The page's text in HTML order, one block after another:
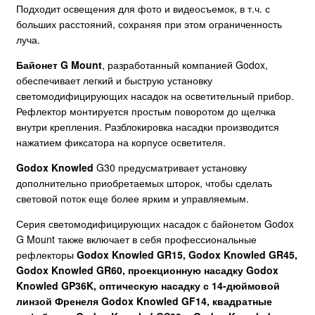
Подходит освещения для фото и видеосъемок, в т.ч. с
больших расстояний, сохраняя при этом ограниченность
луча.
Байонет G Mount, разработанный компанией Godox,
обеспечивает легкий и быструю установку
светомодифицирующих насадок на осветительный прибор.
Рефлектор монтируется простым поворотом до щелчка
внутри крепления. Разблокировка насадки производится
нажатием фиксатора на корпусе осветителя.
Godox Knowled G30 предусматривает установку
дополнительно приобретаемых шторок, чтобы сделать
световой поток еще более ярким и управляемым.
Серия светомодифицирующих насадок с байонетом Godox
G Mount также включает в себя профессиональные
рефлекторы Godox Knowled GR15, Godox Knowled GR45,
Godox Knowled GR60, проекционную насадку Godox
Knowled GP36K, оптическую насадку с 14-дюймовой
линзой Френеля Godox Knowled GF14, квадратные